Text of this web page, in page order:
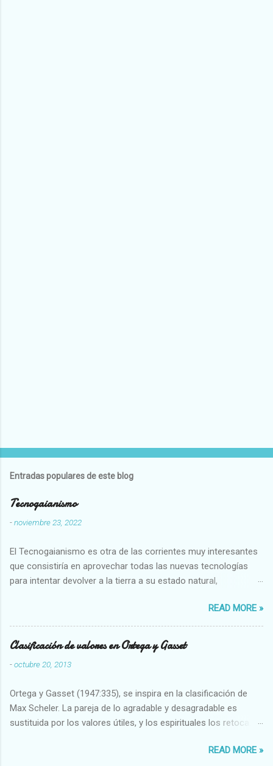
Entradas populares de este blog
Tecnogaianismo
-noviembre 23, 2022
El Tecnogaianismo es otra de las corrientes muy interesantes
que consistiría en aprovechar todas las nuevas tecnologías
para intentar devolver a la tierra a su estado natural,
READ MORE »
Clasificación de valores en Ortega y Gasset
-octubre 20, 2013
Ortega y Gasset (1947:335), se inspira en la clasificación de
Max Scheler. La pareja de lo agradable y desagradable es
sustituida por los valores útiles, y los espirituales los retoca.
Abundante-Escaso,etc 2 VITALES Sano-Enfermo Selecto-
READ MORE »